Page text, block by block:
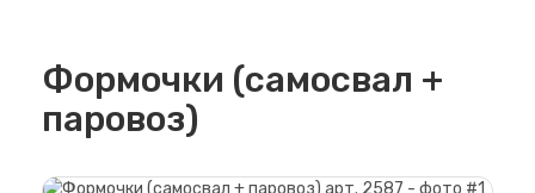
Формочки (самосвал +
паровоз)